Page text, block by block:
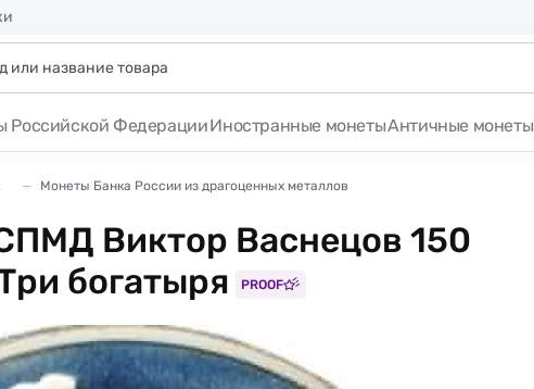
Российской ФедерацииИностранные монетыАнтичные монеты
Монеты Банка России из драгоценных металлов
Виктор Васнецов 150
богатыря
PROOF